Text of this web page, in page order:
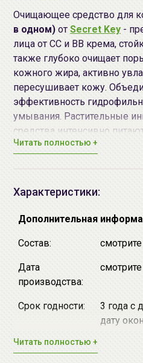
Очищающее средство для
в одном) от Secret Key -
лица от СС и ВВ крема,
также глубоко очищает
кожного жира, активно
пересушивает кожу.
эффективность
умывания. Растительные
средства интенсивно
кожу.
использования:
стойкий макияж и т.п.
пенку - бережно очищает
Подходит для всех типов
Средство можно
макияжа с кожи вокруг
Способ применения:
Читать полностью +
Характеристики:
Дополнительная
Состав:
Дата
производства:
Срок годности:
3 года с
дату
Читать полностью +